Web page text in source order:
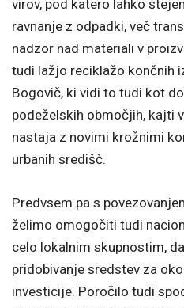
virov, pod katero lahko
ravnanje z odpadki, več
nadzor nad materiali v
tudi lažjo reciklažo končnih
Bogovič, ki vidi to tudi kot
podeželskih območjih, kajti
nastaja z novimi krožnimi
urbanih središč.
Predvsem pa s
želimo omogočiti tudi
celo lokalnim skupnostim,
pridobivanje sredstev za
investicije. Poročilo tudi